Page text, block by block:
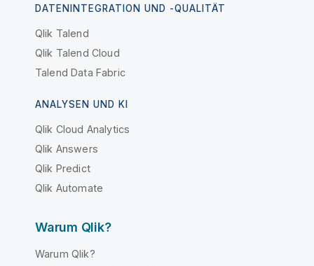
DATENINTEGRATION UND -QUALITÄT
Qlik Talend
Qlik Talend Cloud
Talend Data Fabric
ANALYSEN UND KI
Qlik Cloud Analytics
Qlik Answers
Qlik Predict
Qlik Automate
Warum Qlik?
Warum Qlik?